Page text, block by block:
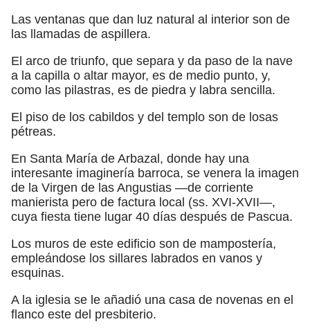
Las ventanas que dan luz natural al interior son de
las llamadas de aspillera.
El arco de triunfo, que separa y da paso de la nave
a la capilla o altar mayor, es de medio punto, y,
como las pilastras, es de piedra y labra sencilla.
El piso de los cabildos y del templo son de losas
pétreas.
En Santa María de Arbazal, donde hay una
interesante imaginería barroca, se venera la imagen
de la Virgen de las Angustias —de corriente
manierista pero de factura local (ss. XVI-XVII—,
cuya fiesta tiene lugar 40 días después de Pascua.
Los muros de este edificio son de mampostería,
empleándose los sillares labrados en vanos y
esquinas.
A la iglesia se le añadió una casa de novenas en el
flanco este del presbiterio.